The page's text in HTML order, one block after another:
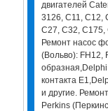
двигателей
3126, C11, C12,
С27, С32, С175,
Ремонт насос
(Вольво): FH12,
контакта
и другие.
Perkins